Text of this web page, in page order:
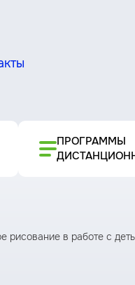
ПРОГРАММЫ
рисование в работе с